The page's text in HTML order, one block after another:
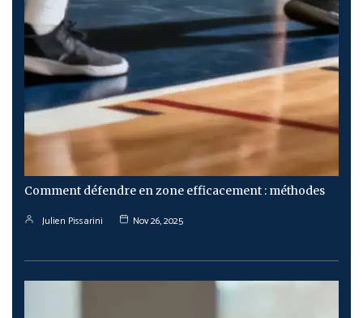
Comment défendre en zone efficacement : méthodes
Julien Pissarini Nov 26, 2025